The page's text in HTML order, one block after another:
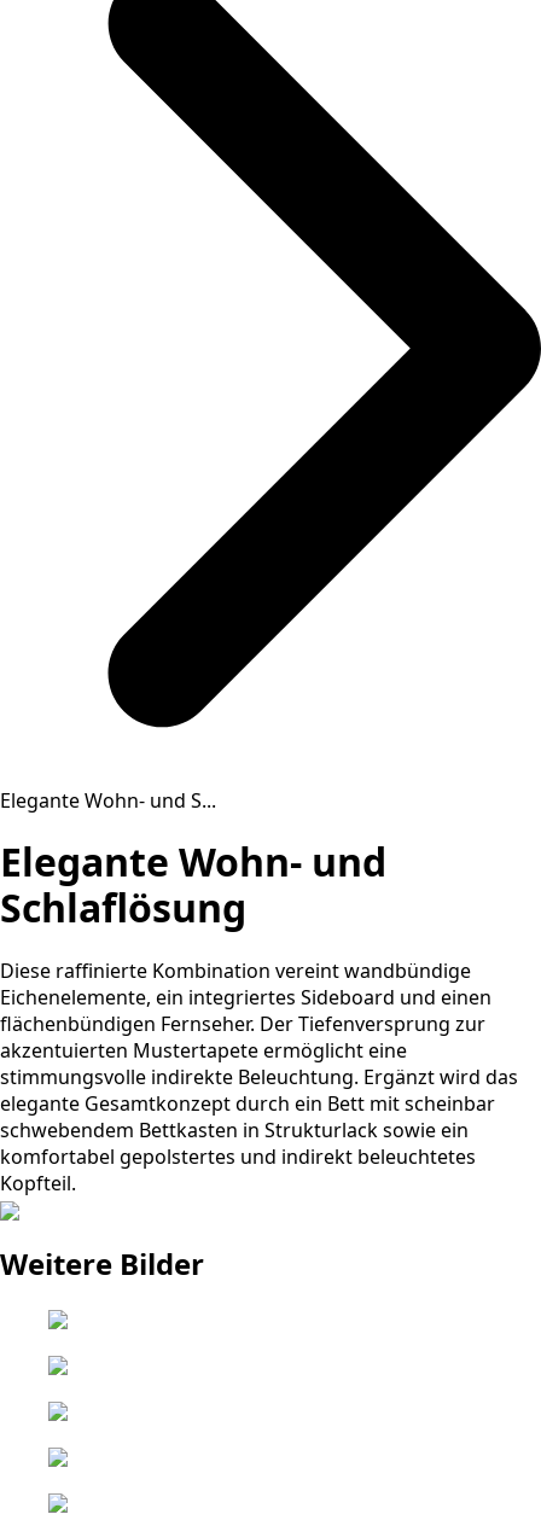
Elegante Wohn- und S...
Elegante Wohn- und
Schlaflösung
Diese raffinierte Kombination vereint wandbündige
Eichenelemente, ein integriertes Sideboard und einen
flächenbündigen Fernseher. Der Tiefenversprung zur
akzentuierten Mustertapete ermöglicht eine
stimmungsvolle indirekte Beleuchtung. Ergänzt wird das
elegante Gesamtkonzept durch ein Bett mit scheinbar
schwebendem Bettkasten in Strukturlack sowie ein
komfortabel gepolstertes und indirekt beleuchtetes
Kopfteil.
Weitere Bilder